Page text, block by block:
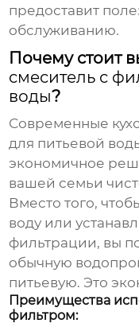
предоставит
обслуживанию.
Почему стоит
смеситель с
воды?
Современные
для питьевой
экономичное
вашей семьи
Вместо того,
воду или
фильтрации, вы
обычную
питьевую. Это
Преимущества
фильтром: